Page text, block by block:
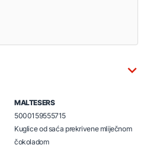
MALTESERS
5000159555715
Kuglice od saća prekrivene mliječnom
čokoladom